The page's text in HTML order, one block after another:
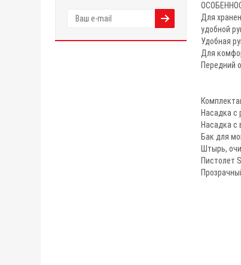
Для
удобной
Удобная
Для
Передний
Насадка с
Насадка
Бак для
Штырь,
Пистолет